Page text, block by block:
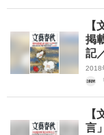
【
掲
記
2018
【
言